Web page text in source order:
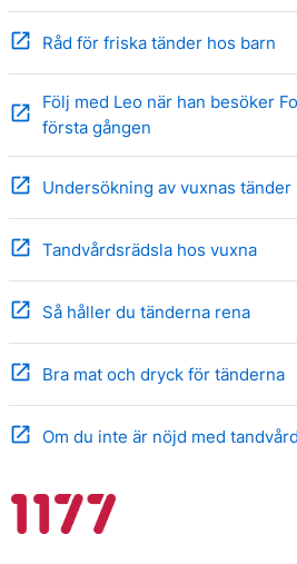
open_in_new Råd för friska tänder hos barn
open_in_new
Följ med Leo när han besöker
första gången
open_in_new Undersökning av vuxnas tänder
open_in_new Tandvårdsrädsla hos vuxna
open_in_new Så håller du tänderna rena
open_in_new Bra mat och dryck för tänderna
open_in_new Om du inte är nöjd med